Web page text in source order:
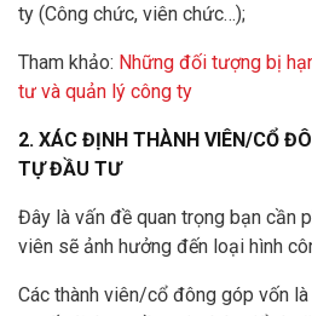
ty (Công chức, viên chức…);
Tham khảo: Những đối tượng bị
tư và quản lý công ty
2. XÁC ĐỊNH THÀNH VIÊN/CỔ
TỰ ĐẦU TƯ
Đây là vấn đề quan trọng bạn cần
viên sẽ ảnh hưởng đến loại hình
Các thành viên/cổ đông góp vốn